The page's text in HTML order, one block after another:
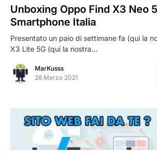
Unboxing Oppo Find X3 Neo
Smartphone Italia
Presentato un paio di settimane fa (qui la
X3 Lite 5G (qui la nostra…
MarKusss
26 Marzo 2021